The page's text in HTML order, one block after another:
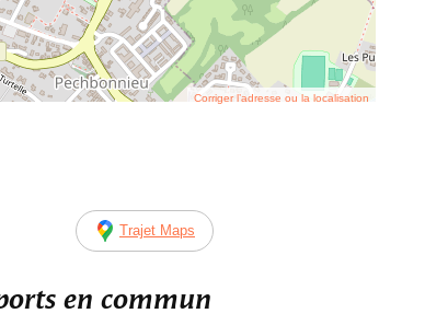
Corriger l’adresse ou la localisation
Trajet Maps
en commun